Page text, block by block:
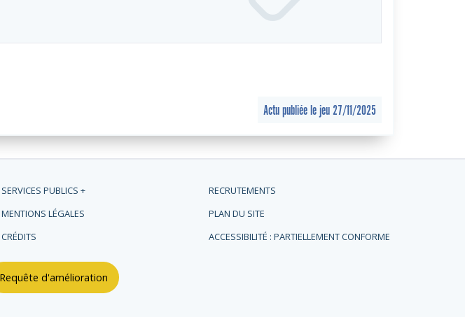
Actu publiée le jeu 27/11/2025
SERVICES PUBLICS +
RECRUTEMENTS
MENTIONS LÉGALES
PLAN DU SITE
CRÉDITS
ACCESSIBILITÉ : PARTIELLEMENT CONFORME
Requête d'amélioration